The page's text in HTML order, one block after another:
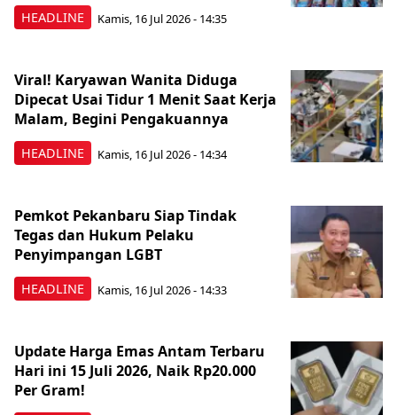
HEADLINE Kamis, 16 Jul 2026 - 14:35
HEADLINE
Viral! Karyawan Wanita Diduga
Dipecat Usai Tidur 1 Menit Saat Kerja
Malam, Begini Pengakuannya
Kamis, 16 Jul 2026 - 14:34
HEADLINE
Pemkot Pekanbaru Siap Tindak
Tegas dan Hukum Pelaku
Penyimpangan LGBT
Kamis, 16 Jul 2026 - 14:33
Update Harga Emas Antam Terbaru
Hari ini 15 Juli 2026, Naik Rp20.000
Per Gram!